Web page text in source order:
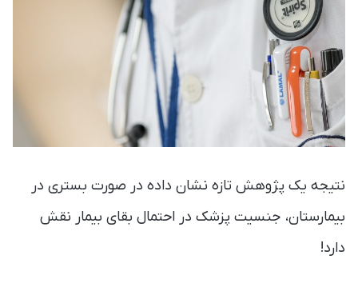
نتیجه یک پژوهش تازه نشان داده در صورت بستری در
بیمارستان، جنسیت پزشک در احتمال بقای بیمار نقش
دارد!